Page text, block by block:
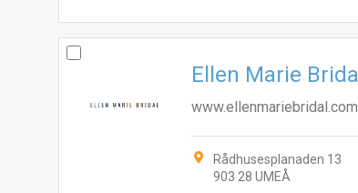
Ellen Marie
www.ellenmariebridal.com
Rådhusesplanaden 13
903 28 UMEÅ